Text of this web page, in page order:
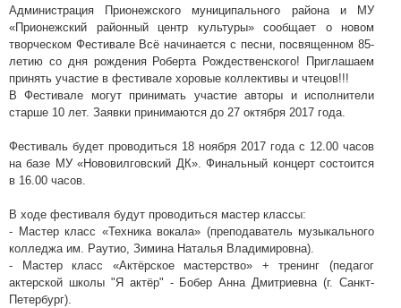
Администрация Прионежского муниципального района и МУ
«Прионежский районный центр культуры» сообщает о новом
творческом Фестивале Всё начинается с песни, посвященном 85-
летию со дня рождения Роберта Рождественского! Приглашаем
принять участие в фестивале хоровые коллективы и чтецов!!!
В Фестивале могут принимать участие авторы и исполнители
старше 10 лет. Заявки принимаются до 27 октября 2017 года.
Фестиваль будет проводиться 18 ноября 2017 года с 12.00 часов
на базе МУ «Нововилговский ДК». Финальный концерт состоится
в 16.00 часов.
В ходе фестиваля будут проводиться мастер классы:
- Мастер класс «Техника вокала» (преподаватель музыкального
колледжа им. Раутио, Зимина Наталья Владимировна).
- Мастер класс «Актёрское мастерство» + тренинг (педагог
актерской школы "Я актёр" - Бобер Анна Дмитриевна (г. Санкт-
Петербург).